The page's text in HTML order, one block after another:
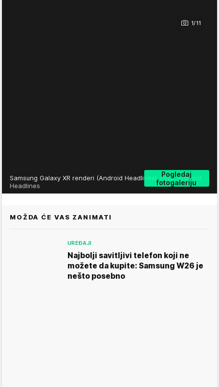
1/11
Pogledaj
fotogaleriju
Samsung Galaxy XR renderi (Android Headlines) Foto: Android
Headlines
MOŽDA ĆE VAS ZANIMATI
UREĐAJI
Najbolji savitljivi telefon koji ne
možete da kupite: Samsung W26 je
nešto posebno